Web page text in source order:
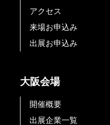
アクセス
来場お申込み
出展お申込み
大阪会場
開催概要
出展企業一覧